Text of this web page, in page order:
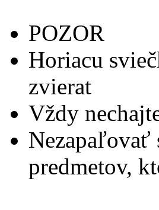
POZOR
Horiacu
zvierat
Vždy
Nezapaľovať
predmetov,